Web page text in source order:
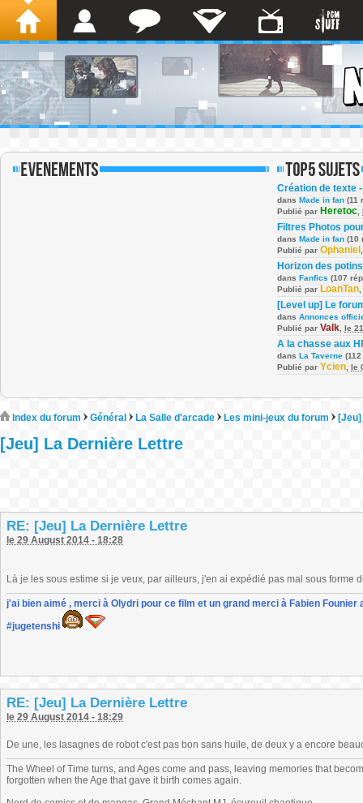
Création de texte
dans Made in fan (11
Publié par Heretoc
Filtres Photos
dans Made in fan (10
Publié par Ophaniel
Horizon des potins
dans Fanfics (107
Publié par LoanTan
[Level up] Le
dans Annonces
Publié par Valk le
A la chasse aux
dans La Taverne
Publié par Ycien le
Index du forum Général La Salle d'arcade Les mini-jeux du forum
[Jeu] La Dernière Lettre
RE: [Jeu] La Dernière Lettre
le 29 August 2014 - 18:28
Là je les sous estime si je veux, par ailleurs, j'en ai expédié pas mal sous forme
j'ai bien aimé , merci à Olydri pour ce film et un grand merci à Fabien
#jugetenshi
RE: [Jeu] La Dernière Lettre
le 29 August 2014 - 18:29
De une, les lasagnes de robot c'est pas bon sans huile, de deux y a encore
The Wheel of Time turns, and Ages come and pass, leaving memories that
forgotten when the Age that gave it birth comes again.